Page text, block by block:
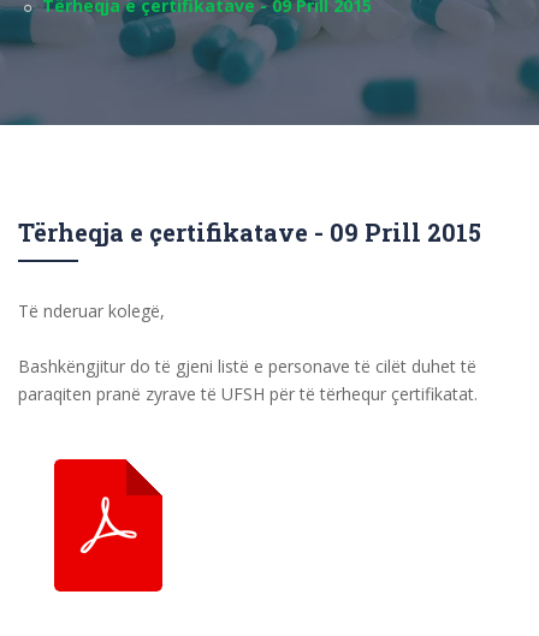
Tërheqja e çertifikatave - 09 Prill 2015
Tërheqja e çertifikatave - 09 Prill 2015
Të nderuar kolegë,
Bashkëngjitur do të gjeni listë e personave të cilët duhet të
paraqiten pranë zyrave të UFSH për të tërhequr çertifikatat.